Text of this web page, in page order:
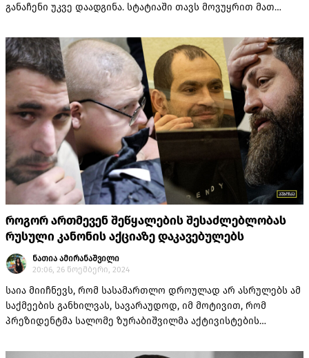
განაჩენი უკვე დაადგინა. სტატიაში თავს მოვუყრით მათ
როგორ დასაჯა სისტემამ ისინი.
როგორ ართმევენ შეწყალების შესაძლებლობას
რუსული კანონის აქციაზე დაკავებულებს
ნათია ამირანაშვილი
20:06, 26 ნოემბერი, 2024
საია მიიჩნევს, რომ სასამართლო დროულად არ ასრულებს ამ
საქმეების განხილვას, სავარაუდოდ, იმ მოტივით, რომ
პრეზიდენტმა სალომე ზურაბიშვილმა აქტივისტების
ფარგლებში ვერ მოასწროს. ისე როგორც ეს აქტივისტ